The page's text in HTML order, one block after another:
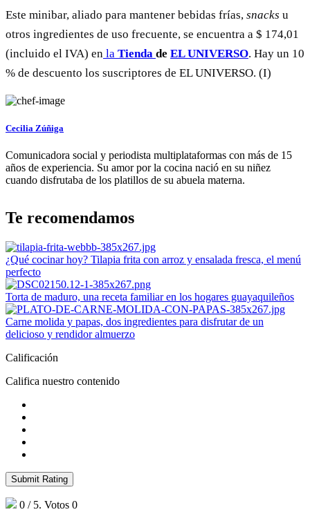
Este minibar, aliado para mantener bebidas frías, snacks u
otros ingredientes de uso frecuente, se encuentra a $ 174,01
(incluido el IVA) en la Tienda de EL UNIVERSO. Hay un 10
% de descuento los suscriptores de EL UNIVERSO. (I)
Cecilia Zúñiga
Comunicadora social y periodista multiplataformas con más de 15
años de experiencia. Su amor por la cocina nació en su niñez
cuando disfrutaba de los platillos de su abuela materna.
Te recomendamos
¿Qué cocinar hoy? Tilapia frita con arroz y ensalada fresca, el menú
perfecto
Torta de maduro, una receta familiar en los hogares guayaquileños
Carne molida y papas, dos ingredientes para disfrutar de un
delicioso y rendidor almuerzo
Calificación
Califica nuestro contenido
Submit Rating
0 / 5. Votos 0